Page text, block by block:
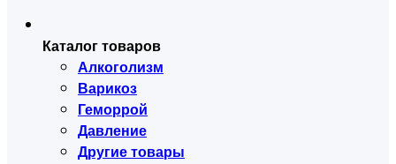
Каталог товаров
Алкоголизм
Варикоз
Геморрой
Давление
Другие товары